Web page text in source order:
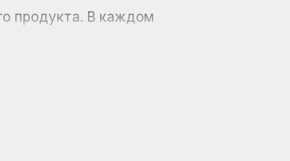
продукта. В каждом